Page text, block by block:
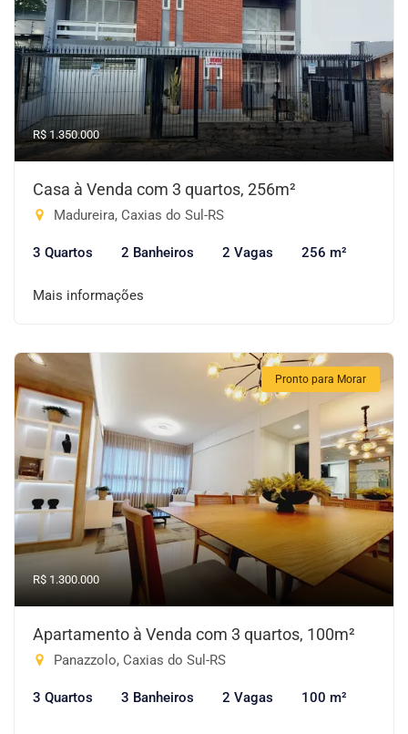
R$ 1.350.000
Casa à Venda com 3 quartos, 256m²
Madureira, Caxias do Sul-RS
3 Quartos 2 Banheiros 2 Vagas 256 m²
Mais informações
Pronto para Morar
R$ 1.300.000
Apartamento à Venda com 3 quartos, 100m²
Panazzolo, Caxias do Sul-RS
3 Quartos 3 Banheiros 2 Vagas 100 m²